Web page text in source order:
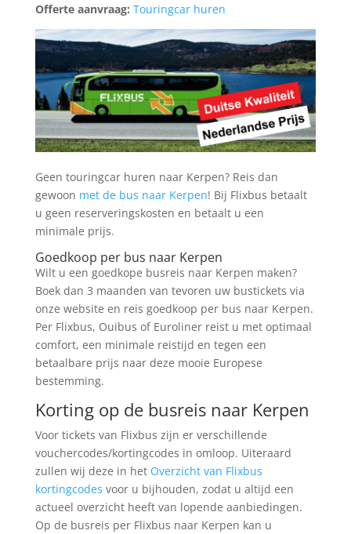
Offerte aanvraag: Touringcar huren
Geen touringcar huren naar Kerpen? Reis dan
gewoon met de bus naar Kerpen! Bij Flixbus betaalt
u geen reserveringskosten en betaalt u een
minimale prijs.
Goedkoop per bus naar Kerpen
Wilt u een goedkope busreis naar Kerpen maken?
Boek dan 3 maanden van tevoren uw bustickets via
onze website en reis goedkoop per bus naar Kerpen.
Per Flixbus, Ouibus of Euroliner reist u met optimaal
comfort, een minimale reistijd en tegen een
betaalbare prijs naar deze mooie Europese
bestemming.
Korting op de busreis naar Kerpen
Voor tickets van Flixbus zijn er verschillende
vouchercodes/kortingcodes in omloop. Uiteraard
zullen wij deze in het Overzicht van Flixbus
kortingcodes voor u bijhouden, zodat u altijd een
actueel overzicht heeft van lopende aanbiedingen.
Op de busreis per Flixbus naar Kerpen kan u